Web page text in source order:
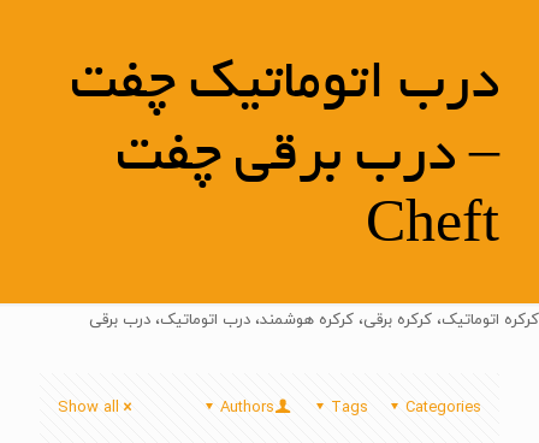
درب اتوماتیک چفت
– درب برقی چفت
Cheft
کرکره اتوماتیک، کرکره برقی، کرکره هوشمند، درب اتوماتیک، درب برقی
Categories
Tags
Authors
Show all